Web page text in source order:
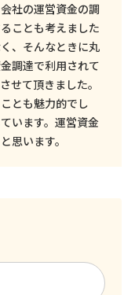
社の運営資金の調
ことも考えました
、そんなときに丸
調達で利用されて
せて頂きました。
とも魅力的でし
います。運営資金
思います。